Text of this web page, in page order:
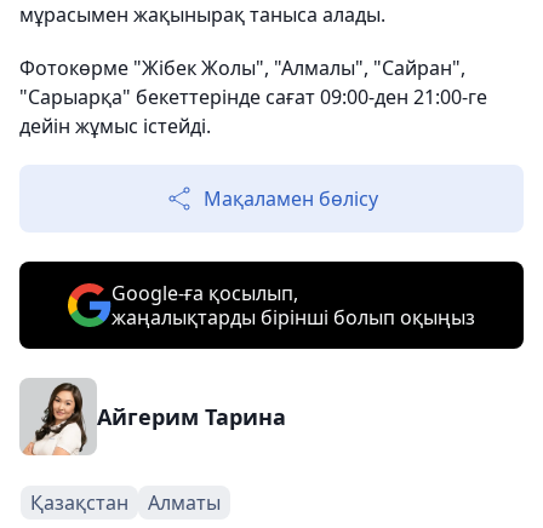
мұрасымен жақынырақ таныса алады.
Фотокөрме "Жібек Жолы", "Алмалы", "Сайран",
"Сарыарқа" бекеттерінде сағат 09:00-ден 21:00-ге
дейін жұмыс істейді.
Мақаламен бөлісу
Google-ға қосылып,
жаңалықтарды бірінші болып оқыңыз
Айгерим Тарина
Қазақстан Алматы